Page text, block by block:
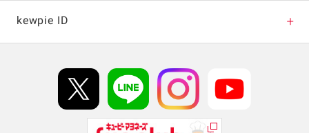
キャンペーン・イベント
kewpie ID
Hi! kewpieについて